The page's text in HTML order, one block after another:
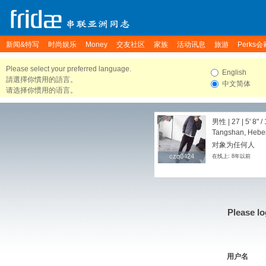
新闻&特写 时尚娱乐 Money 交友社区 家族 活动讯息 旅游 Perks会
Please select your preferred language.
請選擇你慣用的語言。
请选择你惯用的语言。
English
中文简体
czq0424
czq0424
男性 | 27 | 5' 8" /
Tangshan,
对象为任何人
在线上: 8年以前
Please
用户名